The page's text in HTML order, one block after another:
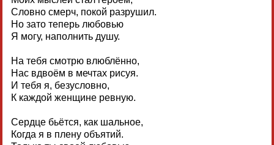
Словно смерч, покой разрушил.
Но зато теперь любовью
Я могу, наполнить душу.
На тебя смотрю влюблённо,
Нас вдвоём в мечтах рисуя.
И тебя я, безусловно,
К каждой женщине ревную.
Сердце бьётся, как шальное,
Когда я в плену объятий.